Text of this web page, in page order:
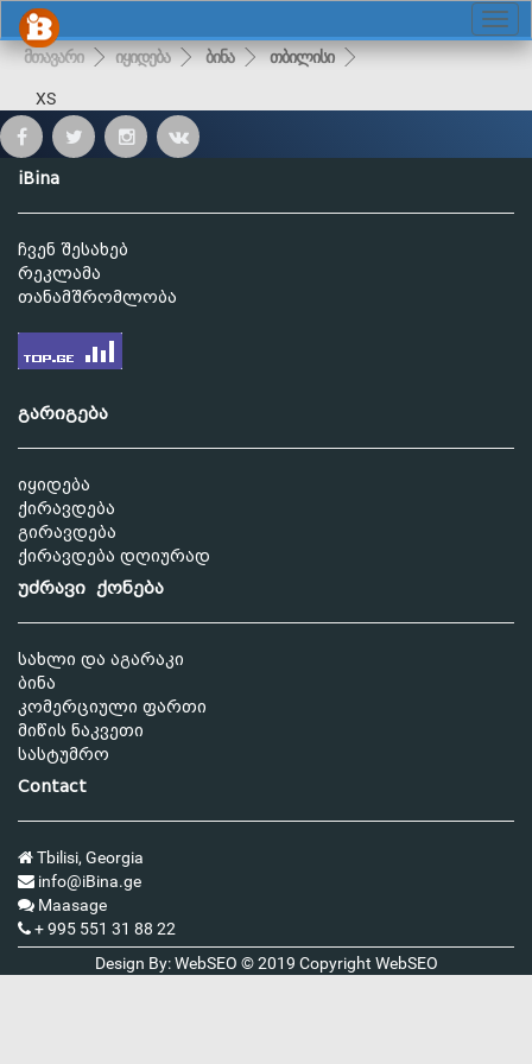
მთავარი იყიდება ბინა თბილისი
XS
iBina
ჩვენ შესახებ
რეკლამა
თანამშრომლობა
გარიგება
იყიდება
ქირავდება
გირავდება
ქირავდება დღიურად
უძრავი ქონება
სახლი და აგარაკი
ბინა
კომერციული ფართი
მიწის ნაკვეთი
სასტუმრო
Contact
Tbilisi, Georgia
info@iBina.ge
Maasage
+ 995 551 31 88 22
Design By: WebSEO © 2019 Copyright WebSEO